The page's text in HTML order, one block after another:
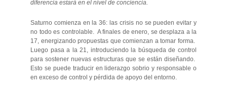
diferencia estará en el nivel de conciencia.
Saturno comienza en la 36: las crisis no se pueden evitar y
no todo es controlable. A finales de enero, se desplaza a la
17, energizando propuestas que comienzan a tomar forma.
Luego pasa a la 21, introduciendo la búsqueda de control
para sostener nuevas estructuras que se están diseñando.
Esto se puede traducir en liderazgo sobrio y responsable o
en exceso de control y pérdida de apoyo del entorno.